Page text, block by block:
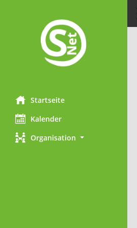
Startseite
Kalender
Organisation